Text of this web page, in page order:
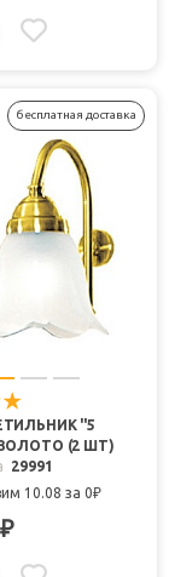
бесплатная доставка
"5
ЗОЛОТО (2 ШТ)
29991
10.08 за 0₽
₽